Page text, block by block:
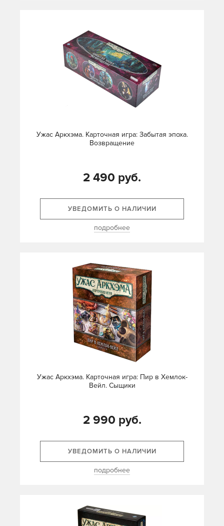
Ужас Аркхэма. Карточная игра: Забытая эпоха.
Возвращение
2 490 руб.
УВЕДОМИТЬ О НАЛИЧИИ
подробнее
Ужас Аркхэма. Карточная игра: Пир в Хемлок-
Вейл. Сыщики
2 990 руб.
УВЕДОМИТЬ О НАЛИЧИИ
подробнее